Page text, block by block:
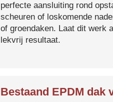
perfecte aansluiting rond
scheuren of loskomende
of groendaken. Laat dit werk
lekvrij resultaat.
Bestaand EPDM dak